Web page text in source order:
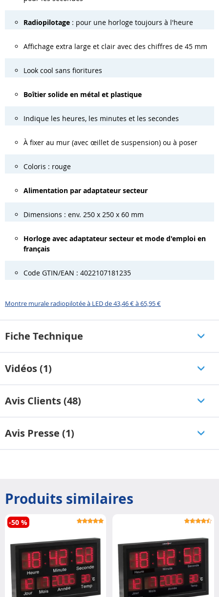
Radiopilotage : pour une horloge toujours à l'heure
Affichage extra large et clair avec des chiffres de 45 mm
Look cool sans fioritures
Boîtier solide en métal et plastique
Indique les heures, les minutes et les secondes
À fixer au mur (avec œillet de suspension) ou à poser
Coloris : rouge
Alimentation par adaptateur secteur
Dimensions : env. 250 x 250 x 60 mm
Horloge avec adaptateur secteur et mode d'emploi en
français
Code GTIN/EAN : 4022107181235
Montre murale radiopilotée à LED de 43,46 € à 65,95 €
Fiche Technique
Vidéos (1)
Avis Clients (48)
Avis Presse (1)
Produits similaires
-50 %